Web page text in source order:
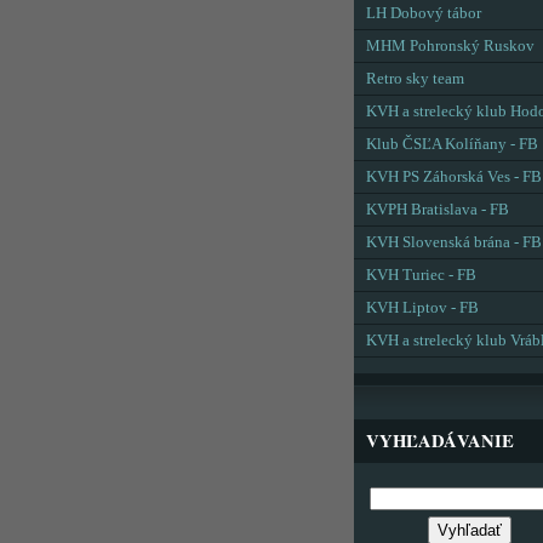
LH Dobový tábor
MHM Pohronský Ruskov
Retro sky team
KVH a strelecký klub
Klub ČSĽA Kolíňany - FB
KVH PS Záhorská Ves - FB
KVPH Bratislava - FB
KVH Slovenská brána - FB
KVH Turiec - FB
KVH Liptov - FB
KVH a strelecký klub
VYHĽADÁVANIE